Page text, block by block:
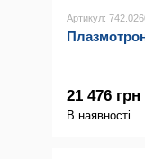
Артикул:
21 476 грн
В наявності